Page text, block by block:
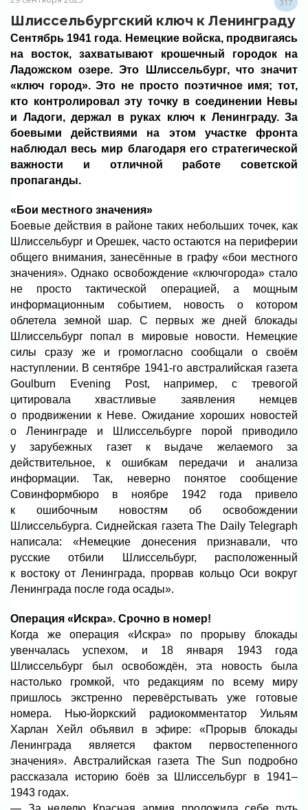
317
Шлиссельбургский ключ к Ленинграду
Сентябрь 1941 года. Немецкие войска, продвигаясь
на восток, захватывают крошечный городок на
Ладожском озере. Это Шлиссельбург, что значит
«ключ город». Это не просто поэтичное имя; тот,
кто контролировал эту точку в соединении Невы
и Ладоги, держал в руках ключ к Ленинграду. За
боевыми действиями на этом участке фронта
наблюдал весь мир благодаря его стратегической
важности и отличной работе советской
пропаганды.
«Бои местного значения»
Боевые действия в районе таких небольших точек, как
Шлиссельбург и Орешек, часто остаются на периферии
общего внимания, занесённые в графу «бои местного
значения». Однако освобождение «ключгорода» стало
не просто тактической операцией, а мощным
информационным событием, новость о котором
облетела земной шар. С первых же дней блокады
Шлиссельбург попал в мировые новости. Немецкие
силы сразу же и громогласно сообщали о своём
наступлении. В сентябре 1941-го австралийская газета
Goulburn Evening Post, например, с тревогой
цитировала хвастливые заявления немцев
о продвижении к Неве. Ожидание хороших новостей
о Ленинграде и Шлиссельбурге порой приводило
у зарубежных газет к выдаче желаемого за
действительное, к ошибкам передачи и анализа
информации. Так, неверно понятое сообщение
Совинформбюро в ноябре 1942 года привело
к ошибочным новостям об освобождении
Шлиссельбурга. Сиднейская газета The Daily Telegraph
написала: «Немецкие донесения признавали, что
русские отбили Шлиссельбург, расположенный
к востоку от Ленинграда, прорвав кольцо Оси вокруг
Ленинграда после года осады».
Операция «Искра». Срочно в номер!
Когда же операция «Искра» по прорыву блокады
увенчалась успехом, и 18 января 1943 года
Шлиссельбург был освобождён, эта новость была
настолько громкой, что редакциям по всему миру
пришлось экстренно перевёрстывать уже готовые
номера. Нью-йоркский радиокомментатор Уильям
Харлан Хейл объявил в эфире: «Прорыв блокады
Ленинграда является фактом первостепенного
значения». Австралийская газета The Sun подробно
рассказала историю боёв за Шлиссельбург в 1941–
1943 годах.